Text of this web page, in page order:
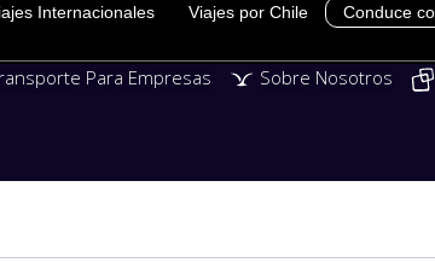
Internacionales Viajes por Chile Conduce
Para Empresas Sobre Nosotros